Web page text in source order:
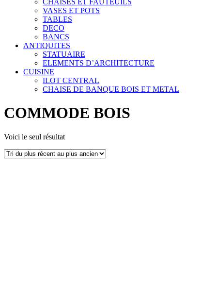
CHAISES ET FAUTEUILS
VASES ET POTS
TABLES
DECO
BANCS
ANTIQUITES
STATUAIRE
ELEMENTS D’ARCHITECTURE
CUISINE
ILOT CENTRAL
CHAISE DE BANQUE BOIS ET METAL
COMMODE BOIS
Voici le seul résultat